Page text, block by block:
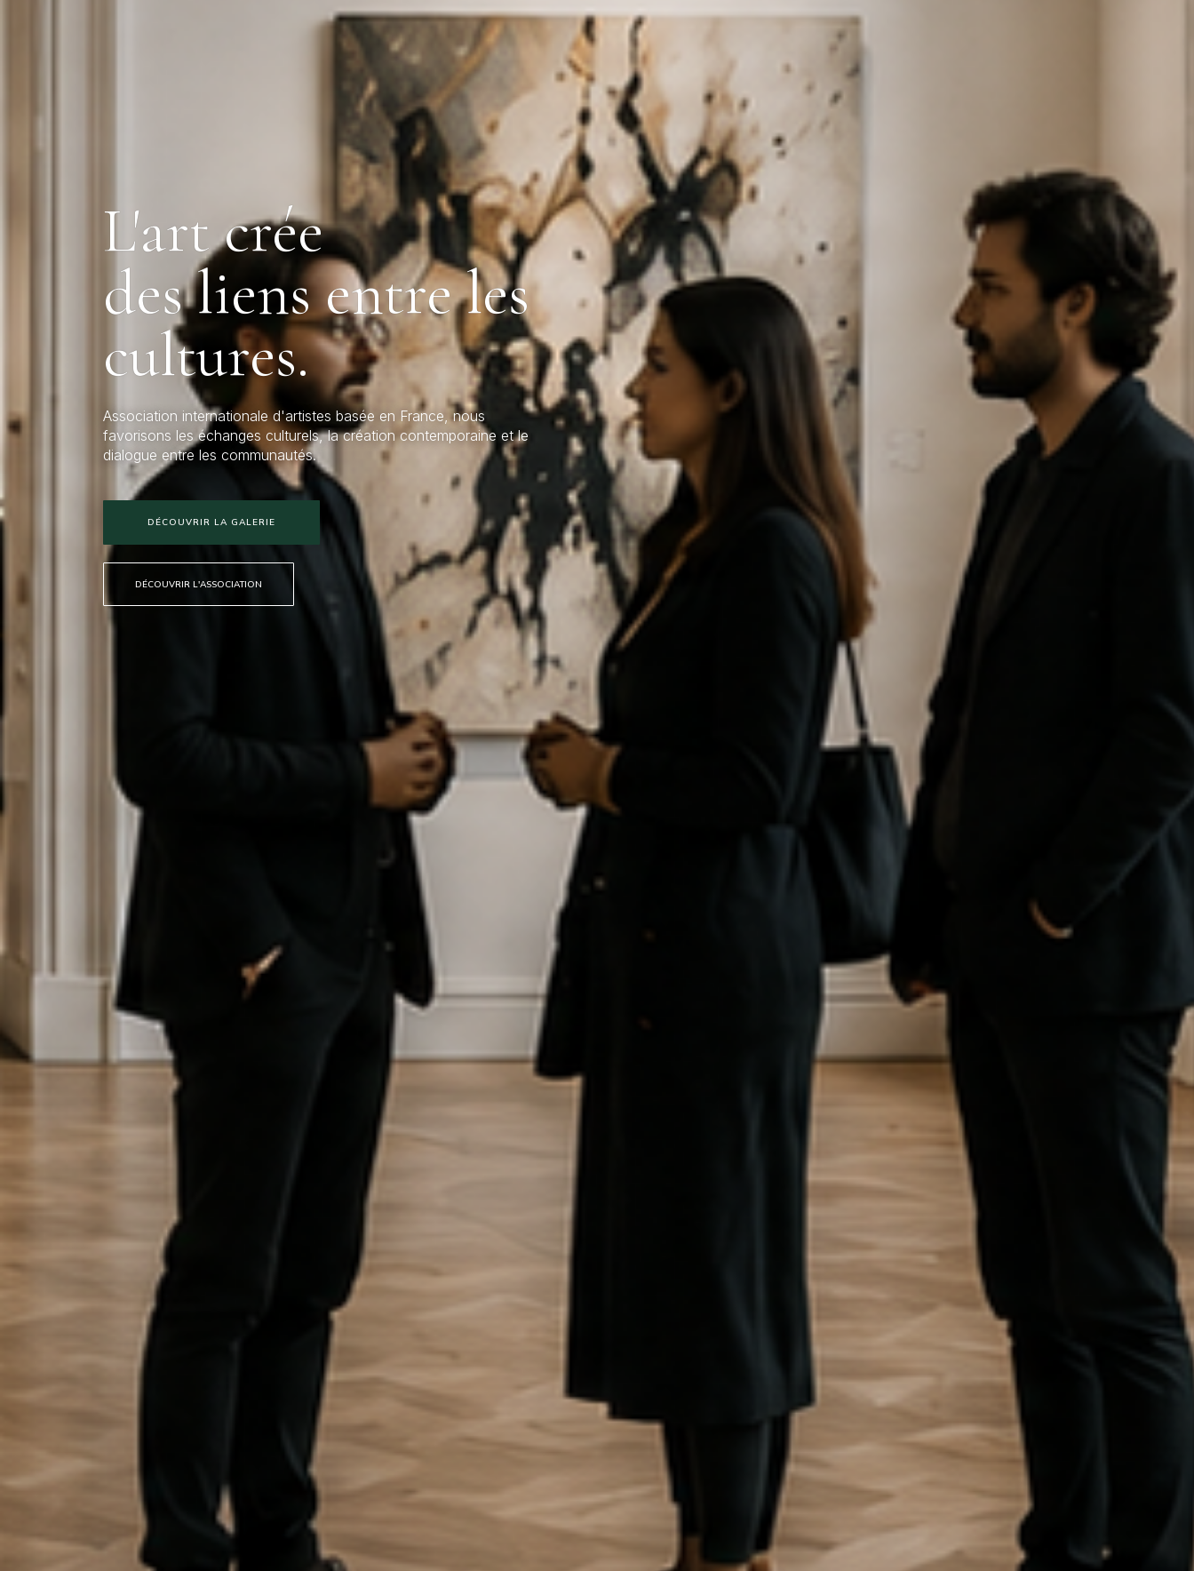
L'art crée
desliens entre les
cultures.
Association internationale d'artistes basée en France, nous
favorisons les échanges culturels, la création contemporaine et le
dialogue entre les communautés.
DÉCOUVRIR LA GALERIE
DÉCOUVRIR L'ASSOCIATION